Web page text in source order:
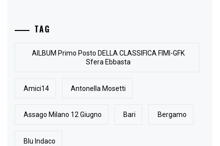
TAG
AlLBUM Primo Posto DELLA CLASSIFICA FIMI-GFK
Sfera Ebbasta
Amici14 Antonella Mosetti
Assago Milano 12 Giugno Bari Bergamo
Blu Indaco